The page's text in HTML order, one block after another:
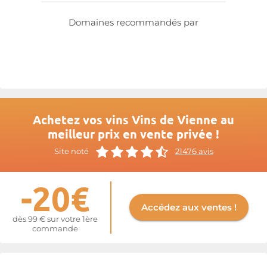
Domaines recommandés par
Achetez vos vins Vins de Vienne au
meilleur prix en vente privée !
Site noté 21476 avis
-20€
dès 99 € sur votre 1ère
commande
Accédez aux ventes !